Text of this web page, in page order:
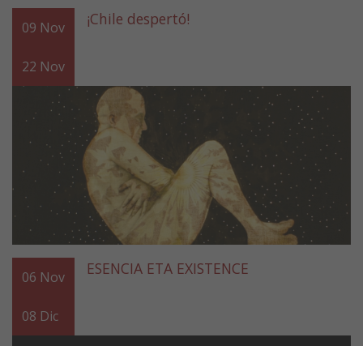
09 Nov
22 Nov
¡Chile despertó!
06 Nov
08 Dic
ESENCIA ETA EXISTENCE